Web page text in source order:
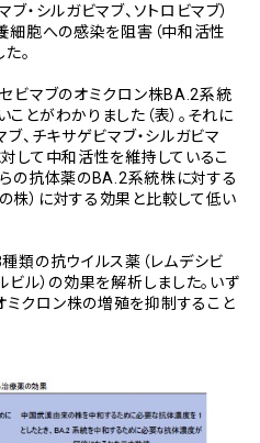
・シルガビマブ、ソトロビマブ）
胞への感染を阻害（中和活性
。
セビマブのオミクロン株BA.2系統
とがわかりました（表）。それに
ブ、チキサゲビマブ・シルガビマ
して中和活性を維持しているこ
らの抗体薬のBA.2系統株に対する
株）に対する効果と比較して低い
類の抗ウイルス薬（レムデシビ
ビル）の効果を解析しました。いず
クロン株の増殖を抑制すること